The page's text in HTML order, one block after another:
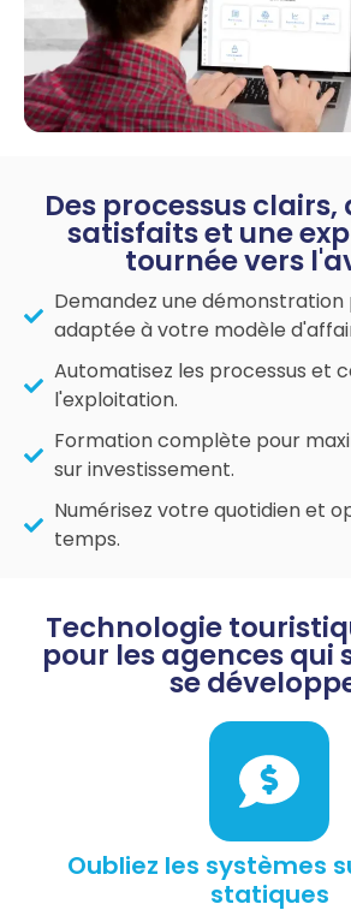
Des processus clairs,
satisfaits et une
tournée vers
Demandez une démonstration
adaptée à votre modèle
Automatisez les processus et
l'exploitation.
Formation complète pour
sur investissement.
Numérisez votre quotidien et
temps.
Technologie
pour les agences qui
se
Oubliez les systèmes
statiques